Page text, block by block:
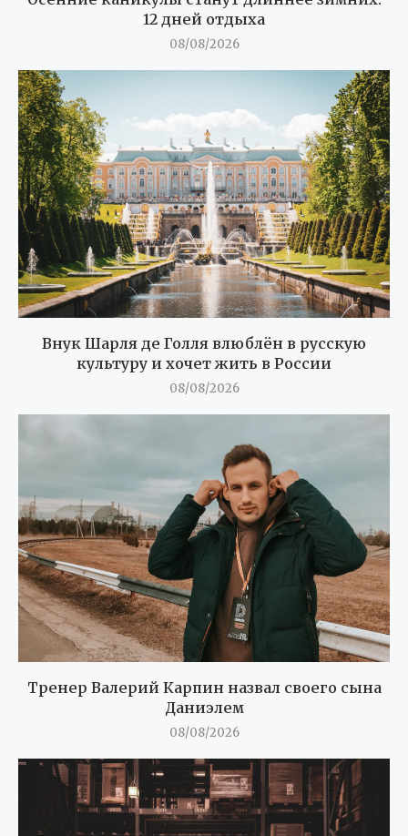
12 дней отдыха
08/08/2026
Внук Шарля де Голля влюблён в русскую
культуру и хочет жить в России
08/08/2026
Тренер Валерий Карпин назвал своего сына
Даниэлем
08/08/2026